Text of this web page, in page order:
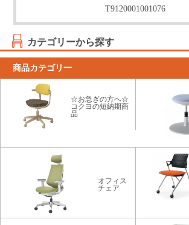
T9120001001076
カテゴリーから探す
商品カテゴリ一
☆お急ぎの方へ☆
コクヨの短納期商
品
オフィス
チェア